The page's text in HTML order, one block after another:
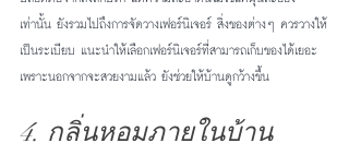
เท่านั้น ยังรวมไปถึงการจัดวางเฟอร์นิเจอร์ สิ่งของต่างๆ ควรวางให้
เป็นระเบียบ แนะนำให้เลือกเฟอร์นิเจอร์ที่สามารถเก็บของได้เยอะ
เพราะนอกจากจะสวยงามแล้ว ยังช่วยให้บ้านดูกว้างขึ้น
4. กลิ่นหอมภายในบ้าน